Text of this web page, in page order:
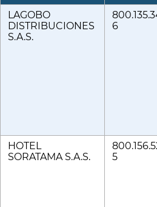
Sonido
LAGOBO
DISTRIBUCIONES
S.A.S.
6
HOTEL
SORATAMA S.A.S.
5